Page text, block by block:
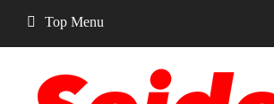
content
Top Menu